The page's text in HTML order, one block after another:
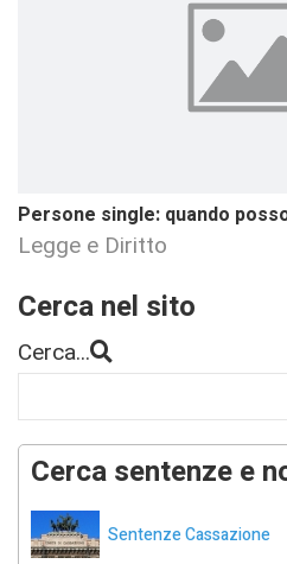
Persone single: quando
Legge e Diritto
Cerca nel sito
Cerca...
Cerca sentenze e
Sentenze Cassazione